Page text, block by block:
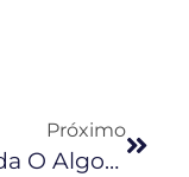
Próximo
Entenda O Algoritmo Do YouTube